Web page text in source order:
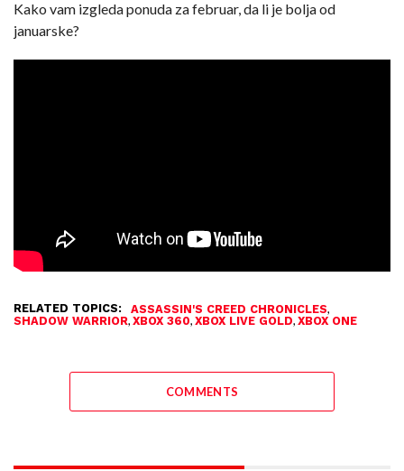
Kako vam izgleda ponuda za februar, da li je bolja od
januarske?
RELATED TOPICS: ASSASSIN'S CREED CHRONICLES,
SHADOW WARRIOR, XBOX 360, XBOX LIVE GOLD, XBOX ONE
COMMENTS